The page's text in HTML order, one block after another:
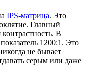
IPS-матрица. Это
Главный
В
1200:1. Это
не бывает
серым или даже